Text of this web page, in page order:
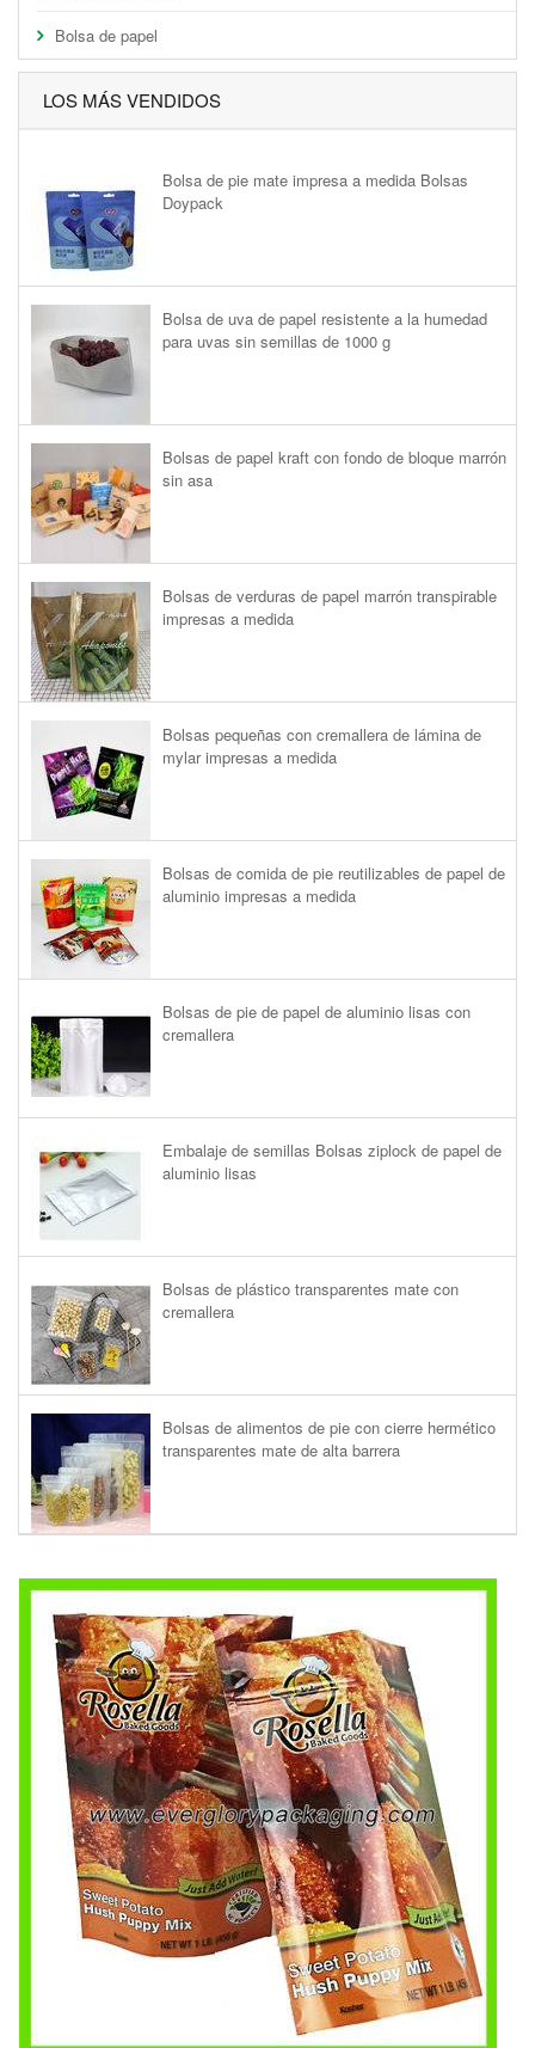
Bolsa de papel
LOS MÁS VENDIDOS
Bolsa de pie mate impresa a medida Bolsas
Doypack
Bolsa de uva de papel resistente a la humedad
para uvas sin semillas de 1000 g
Bolsas de papel kraft con fondo de bloque marrón
sin asa
Bolsas de verduras de papel marrón transpirable
impresas a medida
Bolsas pequeñas con cremallera de lámina de
mylar impresas a medida
Bolsas de comida de pie reutilizables de papel de
aluminio impresas a medida
Bolsas de pie de papel de aluminio lisas con
cremallera
Embalaje de semillas Bolsas ziplock de papel de
aluminio lisas
Bolsas de plástico transparentes mate con
cremallera
Bolsas de alimentos de pie con cierre hermético
transparentes mate de alta barrera